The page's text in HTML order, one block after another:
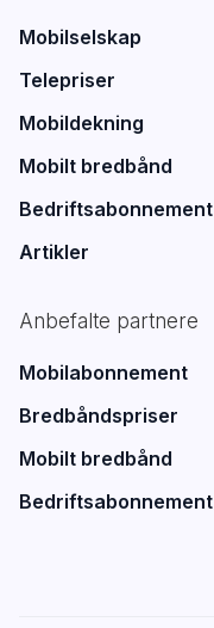
Mobilselskap
Telepriser
Mobildekning
Mobilt bredbånd
Bedriftsabonnement
Artikler
Anbefalte partnere
Mobilabonnement
Bredbåndspriser
Mobilt bredbånd
Bedriftsabonnement